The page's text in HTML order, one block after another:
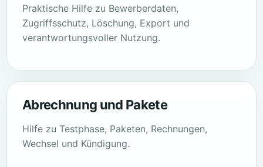
Praktische Hilfe zu Bewerberdaten,
Zugriffsschutz, Löschung, Export und
verantwortungsvoller Nutzung.
Abrechnung und Pakete
Hilfe zu Testphase, Paketen, Rechnungen,
Wechsel und Kündigung.